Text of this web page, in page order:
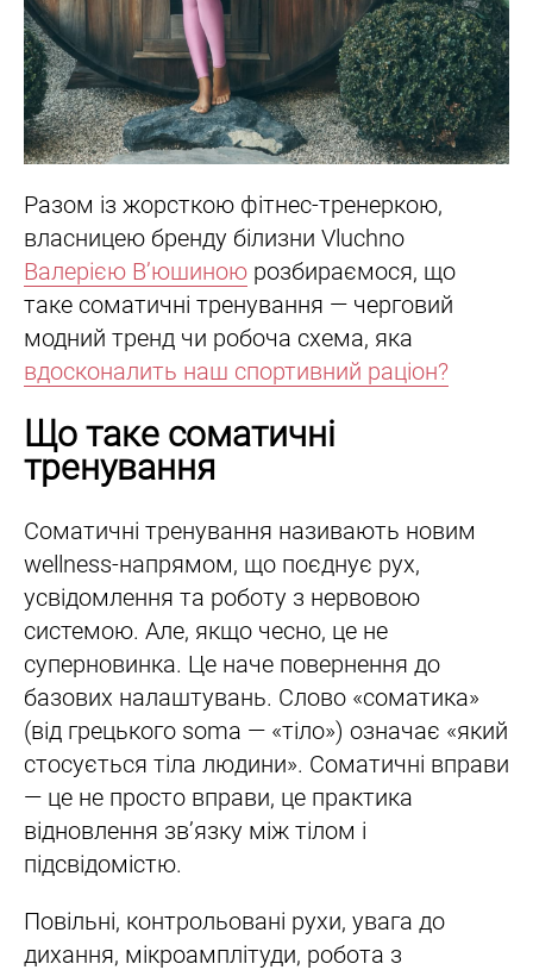
Разом із жорсткою фітнес-тренеркою,
власницею бренду білизни Vluchno
Валерією Вʼюшиною розбираємося, що
таке соматичні тренування — черговий
модний тренд чи робоча схема, яка
вдосконалить наш спортивний раціон?
Що таке соматичні
тренування
Соматичні тренування називають новим
wellness-напрямом, що поєднує рух,
усвідомлення та роботу з нервовою
системою. Але, якщо чесно, це не
суперновинка. Це наче повернення до
базових налаштувань. Слово «соматика»
(від грецького soma — «тіло») означає «який
стосується тіла людини». Соматичні вправи
— це не просто вправи, це практика
відновлення зв’язку між тілом і
підсвідомістю.
Повільні, контрольовані рухи, увага до
дихання, мікроамплітуди, робота з